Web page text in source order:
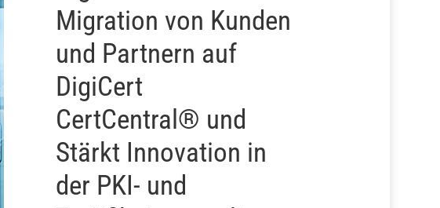
Migration von Kunden
und Partnern auf
DigiCert
CertCentral® und
Stärkt Innovation in
der PKI- und